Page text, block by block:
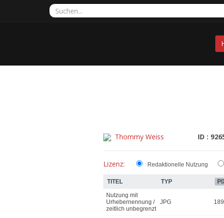
Thommy Weiss ID :
Lizenz: Redaktionelle Nutzung
TITEL TYP
Nutzung mit
Urhebernennung /
zeitlich unbegrenzt
JPG